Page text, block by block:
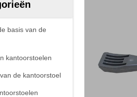
basis van de
kantoorstoelen
de kantoorstoel